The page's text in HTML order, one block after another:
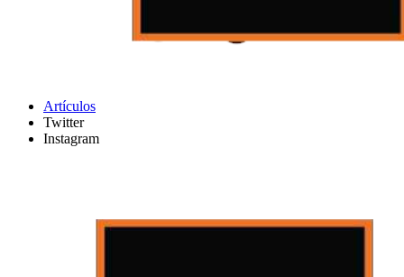
Artículos
Twitter
Instagram